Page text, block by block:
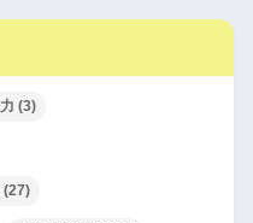
(3)
(27)